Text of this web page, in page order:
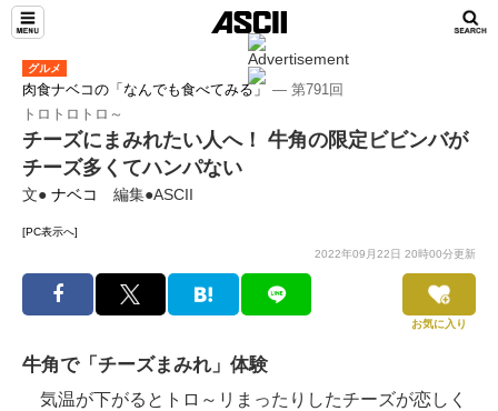
グルメ
肉食ナベコの「なんでも食べてみる」 ― 第791回
トロトロトロ～
チーズにまみれたい人へ！ 牛角の限定ビビンバが
チーズ多くてハンパない
文● ナベコ 編集●ASCII
[PC表示へ]
2022年09月22日 20時00分更新
お気に入り
牛角で「チーズまみれ」体験
気温が下がるとトロ～リまったりしたチーズが恋しく